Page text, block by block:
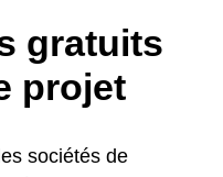
gratuits
projet
sociétés de